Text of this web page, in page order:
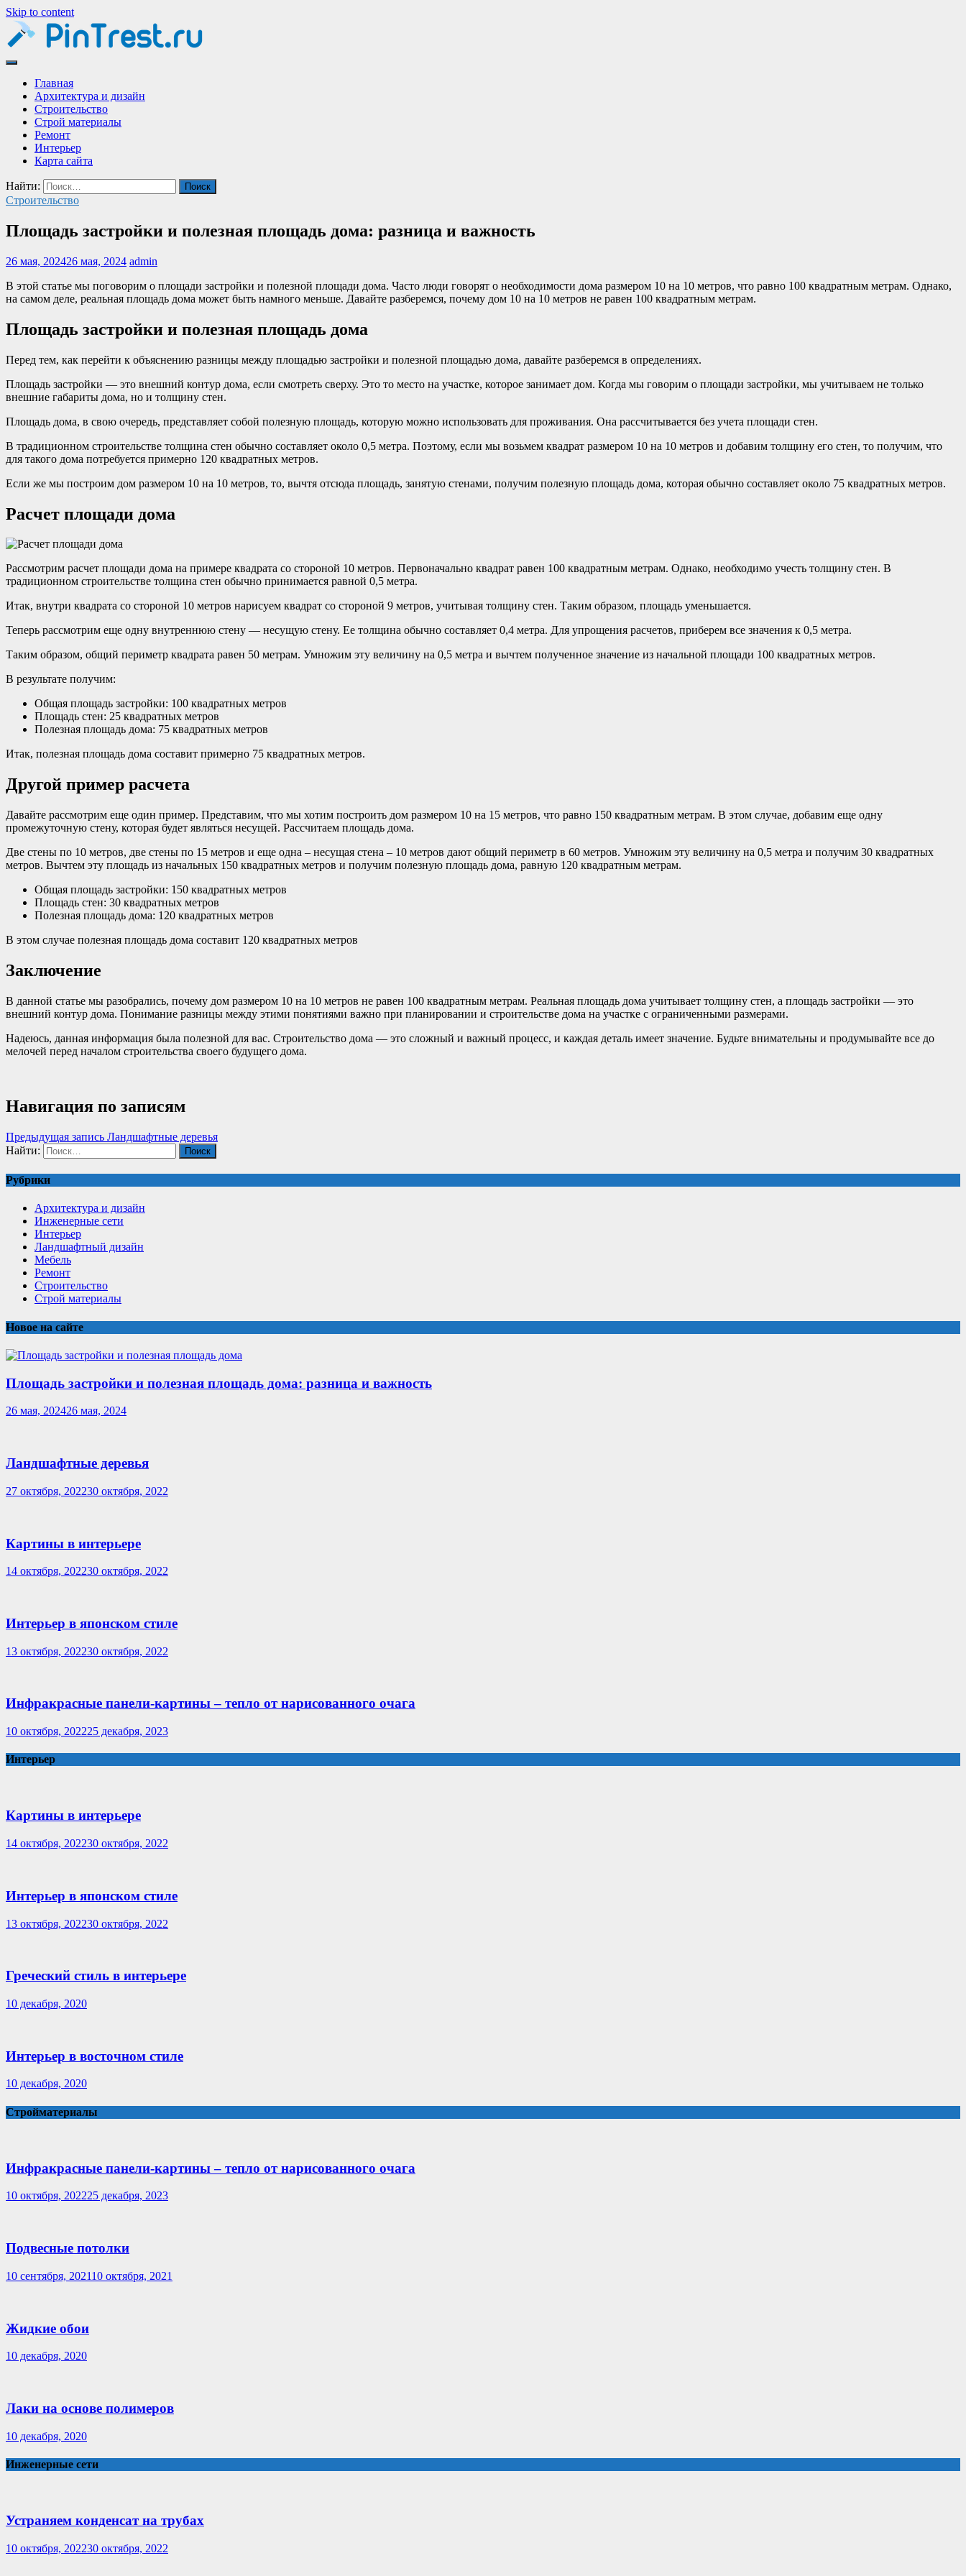
Skip to content
Главная
Архитектура и дизайн
Строительство
Строй материалы
Ремонт
Интерьер
Карта сайта
Найти:
Строительство
Площадь застройки и полезная площадь дома: разница и важность
26 мая, 202426 мая, 2024 admin
В этой статье мы поговорим о площади застройки и полезной площади дома. Часто люди говорят о необходимости дома размером 10 на 10 метров, что равно 100 квадратным метрам. Однако,
на самом деле, реальная площадь дома может быть намного меньше. Давайте разберемся, почему дом 10 на 10 метров не равен 100 квадратным метрам.
Площадь застройки и полезная площадь дома
Перед тем, как перейти к объяснению разницы между площадью застройки и полезной площадью дома, давайте разберемся в определениях.
Площадь застройки — это внешний контур дома, если смотреть сверху. Это то место на участке, которое занимает дом. Когда мы говорим о площади застройки, мы учитываем не только
внешние габариты дома, но и толщину стен.
Площадь дома, в свою очередь, представляет собой полезную площадь, которую можно использовать для проживания. Она рассчитывается без учета площади стен.
В традиционном строительстве толщина стен обычно составляет около 0,5 метра. Поэтому, если мы возьмем квадрат размером 10 на 10 метров и добавим толщину его стен, то получим, что
для такого дома потребуется примерно 120 квадратных метров.
Если же мы построим дом размером 10 на 10 метров, то, вычтя отсюда площадь, занятую стенами, получим полезную площадь дома, которая обычно составляет около 75 квадратных метров.
Расчет площади дома
Рассмотрим расчет площади дома на примере квадрата со стороной 10 метров. Первоначально квадрат равен 100 квадратным метрам. Однако, необходимо учесть толщину стен. В
традиционном строительстве толщина стен обычно принимается равной 0,5 метра.
Итак, внутри квадрата со стороной 10 метров нарисуем квадрат со стороной 9 метров, учитывая толщину стен. Таким образом, площадь уменьшается.
Теперь рассмотрим еще одну внутреннюю стену — несущую стену. Ее толщина обычно составляет 0,4 метра. Для упрощения расчетов, приберем все значения к 0,5 метра.
Таким образом, общий периметр квадрата равен 50 метрам. Умножим эту величину на 0,5 метра и вычтем полученное значение из начальной площади 100 квадратных метров.
В результате получим:
Общая площадь застройки: 100 квадратных метров
Площадь стен: 25 квадратных метров
Полезная площадь дома: 75 квадратных метров
Итак, полезная площадь дома составит примерно 75 квадратных метров.
Другой пример расчета
Давайте рассмотрим еще один пример. Представим, что мы хотим построить дом размером 10 на 15 метров, что равно 150 квадратным метрам. В этом случае, добавим еще одну
промежуточную стену, которая будет являться несущей. Рассчитаем площадь дома.
Две стены по 10 метров, две стены по 15 метров и еще одна – несущая стена – 10 метров дают общий периметр в 60 метров. Умножим эту величину на 0,5 метра и получим 30 квадратных
метров. Вычтем эту площадь из начальных 150 квадратных метров и получим полезную площадь дома, равную 120 квадратным метрам.
Общая площадь застройки: 150 квадратных метров
Площадь стен: 30 квадратных метров
Полезная площадь дома: 120 квадратных метров
В этом случае полезная площадь дома составит 120 квадратных метров
Заключение
В данной статье мы разобрались, почему дом размером 10 на 10 метров не равен 100 квадратным метрам. Реальная площадь дома учитывает толщину стен, а площадь застройки — это
внешний контур дома. Понимание разницы между этими понятиями важно при планировании и строительстве дома на участке с ограниченными размерами.
Надеюсь, данная информация была полезной для вас. Строительство дома — это сложный и важный процесс, и каждая деталь имеет значение. Будьте внимательны и продумывайте все до
мелочей перед началом строительства своего будущего дома.
Навигация по записям
Предыдущая запись Ландшафтные деревья
Найти:
Рубрики
Архитектура и дизайн
Инженерные сети
Интерьер
Ландшафтный дизайн
Мебель
Ремонт
Строительство
Строй материалы
Новое на сайте
Площадь застройки и полезная площадь дома: разница и важность
26 мая, 202426 мая, 2024
Ландшафтные деревья
27 октября, 202230 октября, 2022
Картины в интерьере
14 октября, 202230 октября, 2022
Интерьер в японском стиле
13 октября, 202230 октября, 2022
Инфракрасные панели-картины – тепло от нарисованного очага
10 октября, 202225 декабря, 2023
Интерьер
Картины в интерьере
14 октября, 202230 октября, 2022
Интерьер в японском стиле
13 октября, 202230 октября, 2022
Греческий стиль в интерьере
10 декабря, 2020
Интерьер в восточном стиле
10 декабря, 2020
Стройматериалы
Инфракрасные панели-картины – тепло от нарисованного очага
10 октября, 202225 декабря, 2023
Подвесные потолки
10 сентября, 202110 октября, 2021
Жидкие обои
10 декабря, 2020
Лаки на основе полимеров
10 декабря, 2020
Инженерные сети
Устраняем конденсат на трубах
10 октября, 202230 октября, 2022